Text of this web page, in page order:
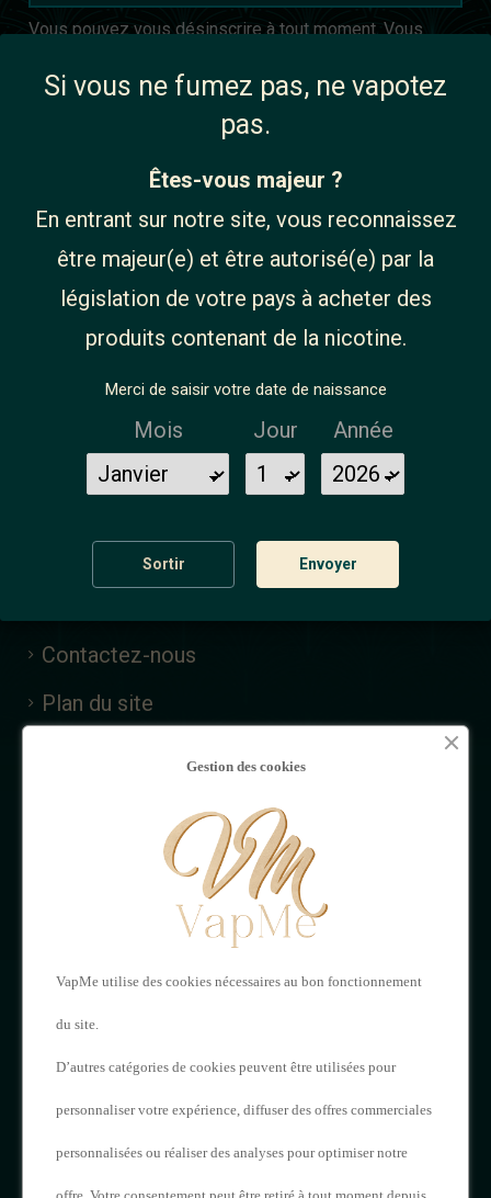
Vous pouvez vous désinscrire à tout moment. Vous
les conditions d'utilisation du site.
politique de confidentialité
INFORMATIONS
Mention légales
Conditions Générales
Contactez-nous
Plan du site
NOS
PRODUITS
Liquides
Accessoires
Mon compte
NOUS
VAPME
contact@vapme.com
Si vous ne fumez pas, ne vapotez
pas.
Êtes-vous majeur ?
En entrant sur notre site, vous reconnaissez
être majeur(e) et être autorisé(e) par la
législation de votre pays à acheter des
produits contenant de la nicotine.
Merci de saisir votre date de naissance
Mois Jour Année
Sortir Envoyer
Gestion des cookies
VapMe utilise des cookies nécessaires au bon fonctionnement
du site.
D’autres catégories de cookies peuvent être utilisées pour
personnaliser votre expérience, diffuser des offres commerciales
personnalisées ou réaliser des analyses pour optimiser notre